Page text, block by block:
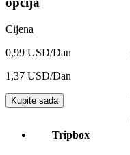
Cijena
0,99 USD/Dan
1,37 USD/Dan
Kupite sada
Tripbox